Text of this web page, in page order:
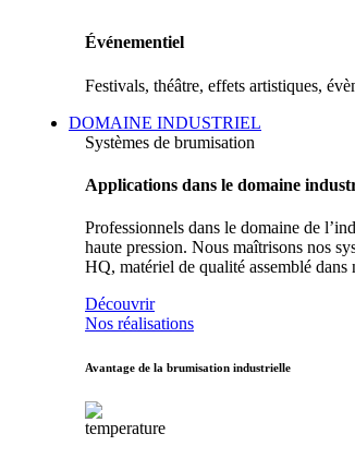
Événementiel
Festivals, théâtre, effets artistiques,
DOMAINE INDUSTRIEL
Systèmes de brumisation
Applications dans le domaine
Professionnels dans le domaine de
haute pression. Nous maîtrisons nos
HQ, matériel de qualité assemblé
Découvrir
Nos réalisations
Avantage de la brumisation industrielle